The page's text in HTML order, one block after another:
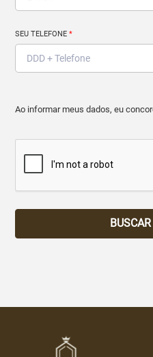
SEU TELEFONE*
Ao informar meus dados, eu